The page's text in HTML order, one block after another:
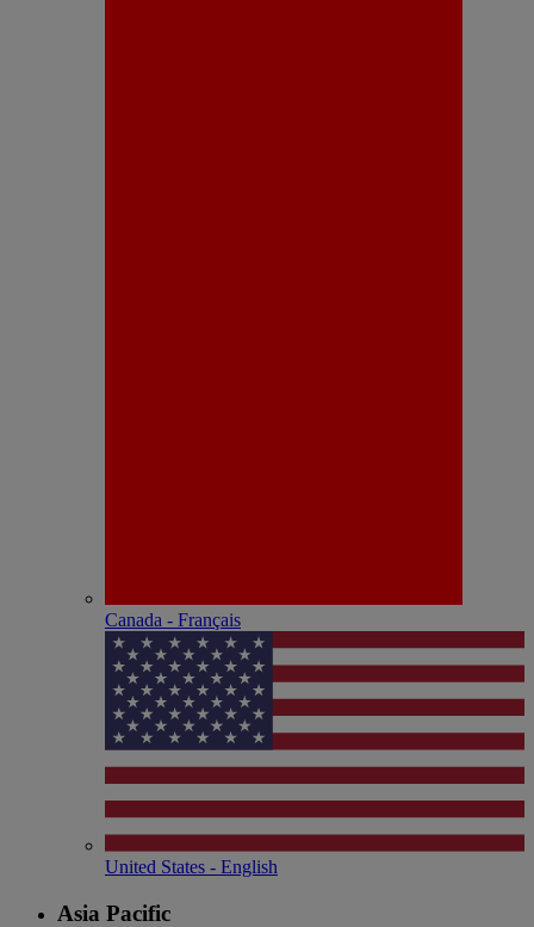
Canada - Français
United States - English
Asia Pacific